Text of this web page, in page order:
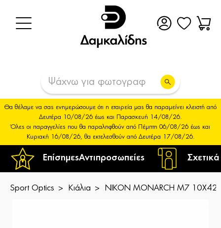
ΕπίσημεςΑντιπροσωπείες
Θα θέλαμε να σας ενημερώσουμε ότι η εταιρεία μας θα παραμείνει κλειστή από
Δευτέρα 10/08/26 έως και Παρασκευή 14/08/26.
Όλες οι παραγγελίες που θα παραληφθούν από Πέμπτη 06/08/26 έως και
Κυριακή 16/08/26, θα εκτελεσθούν από Δευτέρα 17/08/26.
Sport Optics Κιάλια NIKON MONARCH M7 10X42